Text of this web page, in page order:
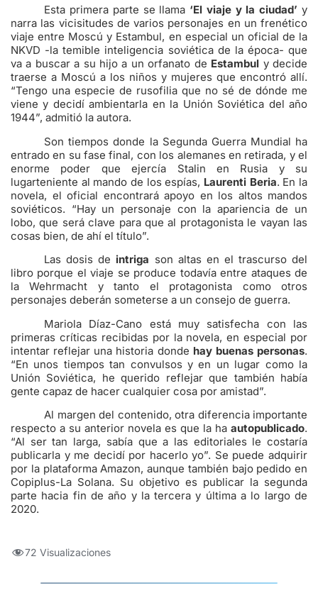
Esta primera parte se llama ‘El viaje y la ciudad’ y
narra las vicisitudes de varios personajes en un frenético
viaje entre Moscú y Estambul, en especial un oficial de la
NKVD -la temible inteligencia soviética de la época- que
va a buscar a su hijo a un orfanato de Estambul y decide
traerse a Moscú a los niños y mujeres que encontró allí.
“Tengo una especie de rusofilia que no sé de dónde me
viene y decidí ambientarla en la Unión Soviética del año
1944”, admitió la autora.
Son tiempos donde la Segunda Guerra Mundial ha
entrado en su fase final, con los alemanes en retirada, y el
enorme poder que ejercía Stalin en Rusia y su
lugarteniente al mando de los espías, Laurenti Beria. En la
novela, el oficial encontrará apoyo en los altos mandos
soviéticos. “Hay un personaje con la apariencia de un
lobo, que será clave para que al protagonista le vayan las
cosas bien, de ahí el título”.
Las dosis deintriga son altas en el trascurso del
libro porque el viaje se produce todavía entre ataques de
la Wehrmacht y tanto el protagonista como otros
personajes deberán someterse a un consejo de guerra.
Mariola Díaz-Cano está muy satisfecha con las
primeras críticas recibidas por la novela, en especial por
intentar reflejar una historia donde hay buenas personas.
“En unos tiempos tan convulsos y en un lugar como la
Unión Soviética, he querido reflejar que también había
gente capaz de hacer cualquier cosa por amistad”.
Al margen del contenido, otra diferencia importante
respecto a su anterior novela es que la ha autopublicado.
“Al ser tan larga, sabía que a las editoriales le costaría
publicarla y me decidí por hacerlo yo”. Se puede adquirir
por la plataforma Amazon, aunque también bajo pedido en
Copiplus-La Solana. Su objetivo es publicar la segunda
parte hacia fin de año y la tercera y última a lo largo de
2020.
72 Visualizaciones